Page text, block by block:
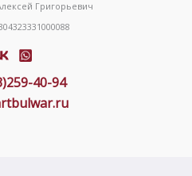
Григорьевич
40-94